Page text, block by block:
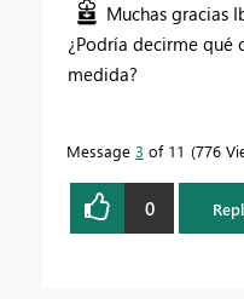
Muchas gracias
¿Podría decirme qué
medida?
Message 3 of 11 776
0